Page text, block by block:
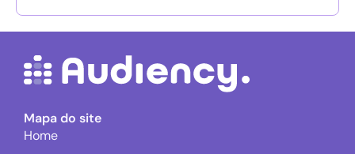
Mapa do site
Home